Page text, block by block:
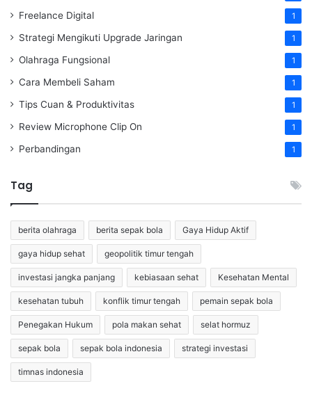
Freelance Digital 1
Strategi Mengikuti Upgrade Jaringan 1
Olahraga Fungsional 1
Cara Membeli Saham 1
Tips Cuan & Produktivitas 1
Review Microphone Clip On 1
Perbandingan 1
Tag
berita olahraga berita sepak bola Gaya Hidup Aktif
gaya hidup sehat geopolitik timur tengah
investasi jangka panjang kebiasaan sehat Kesehatan Mental
kesehatan tubuh konflik timur tengah pemain sepak bola
Penegakan Hukum pola makan sehat selat hormuz
sepak bola sepak bola indonesia strategi investasi
timnas indonesia